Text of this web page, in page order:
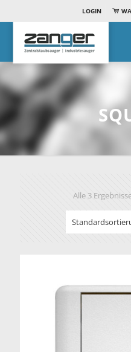
LOGIN
Alle 3